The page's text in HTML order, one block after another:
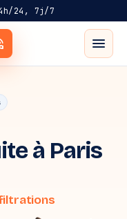
24, 7j/7
menu
à Paris